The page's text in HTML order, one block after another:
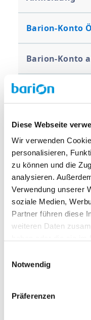
Diese Webseite
Wir verwenden
personalisieren,
zu können und die
analysieren.
Verwendung unserer
soziale Medien,
Partner führen diese
weiteren Daten
Notwendig
Präferenzen
Barion-Konto
Barion-Konto
Geldversand
Geldempfang
Erstellen und
Entfernen von
Schließung
Andere Fragen